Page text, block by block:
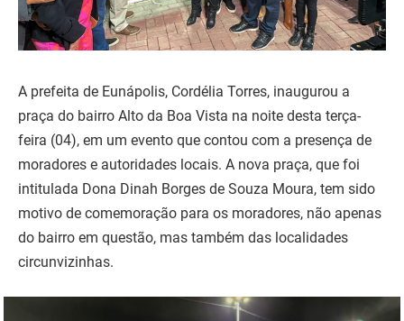
A prefeita de Eunápolis, Cordélia Torres, inaugurou a
praça do bairro Alto da Boa Vista na noite desta terça-
feira (04), em um evento que contou com a presença de
moradores e autoridades locais. A nova praça, que foi
intitulada Dona Dinah Borges de Souza Moura, tem sido
motivo de comemoração para os moradores, não apenas
do bairro em questão, mas também das localidades
circunvizinhas.